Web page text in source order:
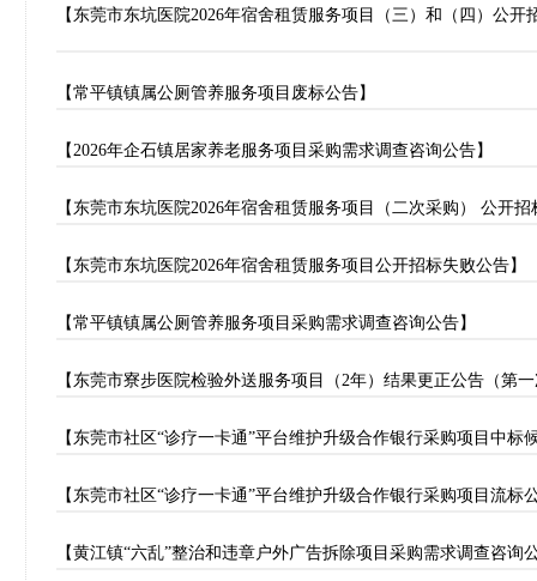
【东莞市东坑医院2026年宿舍租赁服务项目（三）和（四）公开
【常平镇镇属公厕管养服务项目废标公告】
【2026年企石镇居家养老服务项目采购需求调查咨询公告】
【东莞市东坑医院2026年宿舍租赁服务项目（二次采购） 公开
【东莞市东坑医院2026年宿舍租赁服务项目公开招标失败公告】
【常平镇镇属公厕管养服务项目采购需求调查咨询公告】
【东莞市寮步医院检验外送服务项目（2年）结果更正公告（第
【东莞市社区“诊疗一卡通”平台维护升级合作银行采购项目中标
【东莞市社区“诊疗一卡通”平台维护升级合作银行采购项目流标
【黄江镇“六乱”整治和违章户外广告拆除项目采购需求调查咨询